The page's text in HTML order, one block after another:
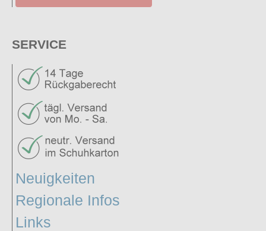
SERVICE
Neuigkeiten
Regionale Infos
Links